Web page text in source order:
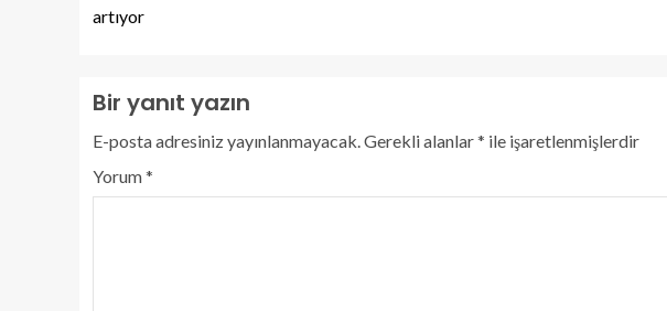
artıyor
Bir yanıt yazın
E-posta adresiniz yayınlanmayacak.Gerekli alanlar* ile işaretlenmişlerdir
Yorum*